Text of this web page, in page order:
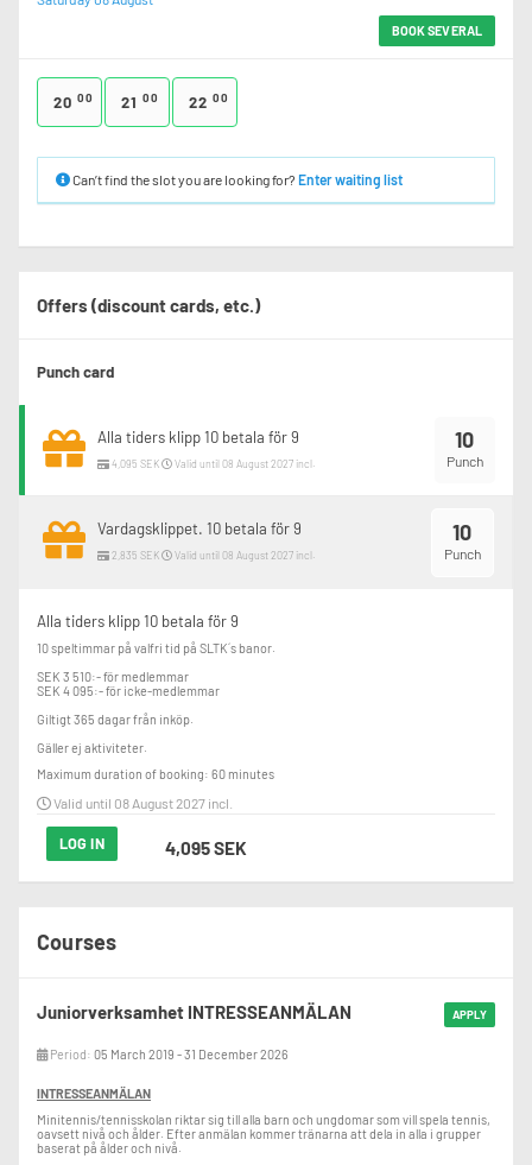
BOOK SEVERAL
20 00 21 00 22 00
Can’t find the slot you are looking for? Enter waiting list
Offers (discount cards, etc.)
Punch card
10
Punch
Alla tiders klipp 10 betala för 9
4,095 SEK Valid until 08 August 2027 incl.
10
Punch
Vardagsklippet. 10 betala för 9
2,835 SEK Valid until 08 August 2027 incl.
Alla tiders klipp 10 betala för 9
10 speltimmar på valfri tid på SLTK´s banor.
SEK 3 510:- för medlemmar
SEK 4 095:- för icke-medlemmar
Giltigt 365 dagar från inköp.
Gäller ej aktiviteter.
Maximum duration of booking: 60 minutes
Valid until 08 August 2027 incl.
LOG IN 4,095 SEK
Courses
APPLY
Juniorverksamhet INTRESSEANMÄLAN
Period: 05 March 2019 - 31 December 2026
INTRESSEANMÄLAN
Minitennis/tennisskolan riktar sig till alla barn och ungdomar som vill spela tennis,
oavsett nivå och ålder. Efter anmälan kommer tränarna att dela in alla i grupper
baserat på ålder och nivå.